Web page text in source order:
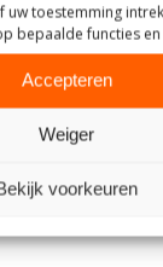
uw toestemming
bepaalde functies
Accepteren
Weiger
voorkeuren